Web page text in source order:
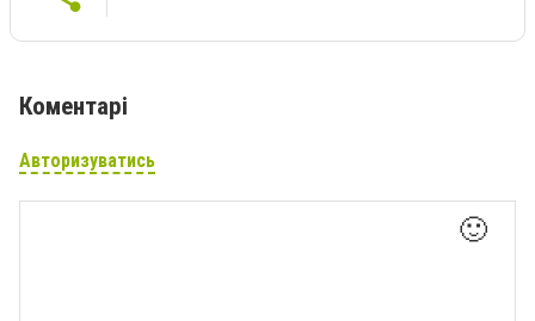
Коментарі
Авторизуватись
🙂